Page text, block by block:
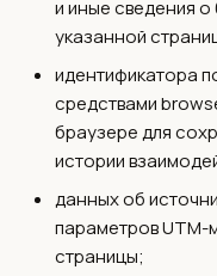
и иные сведения
указанной
идентификатора
средствами
браузере для
истории
данных об
параметров
страницы;